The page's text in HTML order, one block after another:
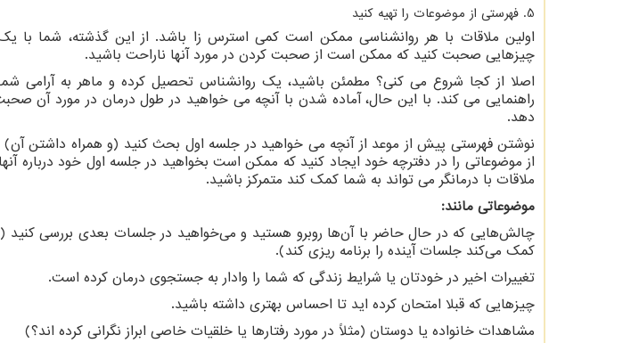
5. فهرستی از موضوعات را تهیه کنید
اولین ملاقات با هر روانشناسی ممکن است کمی استرس زا باشد. از این گذشته، شما با یک
چیزهایی صحبت کنید که ممکن است از صحبت کردن در مورد آنها ناراحت باشید.
اصلا از کجا شروع می کنی؟ مطمئن باشید، یک روانشناس تحصیل کرده و ماهر به آرامی
راهنمایی می کند. با این حال، آماده شدن با آنچه می خواهید در طول درمان در مورد آن
دهد.
نوشتن فهرستی پیش از موعد از آنچه می خواهید در جلسه اول بحث کنید (و همراه داشتن
از موضوعاتی را در دفترچه خود ایجاد کنید که ممکن است بخواهید در جلسه اول خود درباره
ملاقات با درمانگر می تواند به شما کمک کند متمرکز باشید.
موضوعاتی مانند:
چالش‌هایی که در حال حاضر با آن‌ها روبرو هستید و می‌خواهید در جلسات بعدی بررسی کنید
کمک می‌کند جلسات آینده را برنامه ریزی کند).
تغییرات اخیر در خودتان یا شرایط زندگی که شما را وادار به جستجوی درمان کرده است.
چیزهایی که قبلا امتحان کرده اید تا احساس بهتری داشته باشید.
مشاهدات خانواده یا دوستان (مثلاً در مورد رفتارها یا خلقیات خاصی ابراز نگرانی کرده اند؟)